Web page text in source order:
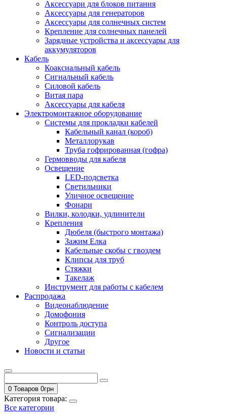
Аксессуари для блоков питания
Аксессуары для генераторов
Аксессуары для солнечных систем
Крепление для солнечных панелей
Зарядные устройства и аксессуары для
аккумуляторов
Кабель
Коаксиальный кабель
Сигнальный кабель
Силовой кабель
Витая пара
Аксессуары для кабеля
Электромонтажное оборудование
Системы для прокладки кабелей
Кабельный канал (короб)
Металлорукав
Труба гофрированная (гофра)
Гермовводы для кабеля
Освещение
LED-подсветка
Светильники
Уличное освещение
Фонари
Вилки, колодки, удлинители
Крепления
Дюбеля (быстрого монтажа)
Зажим Елка
Кабельные скобы с гвоздем
Клипсы для труб
Стяжки
Такелаж
Инструмент для работы с кабелем
Распродажа
Видеонаблюдение
Домофония
Контроль доступа
Сигнализации
Другое
Новости и статьи
0 Товаров 0грн
Категория товара:
Все категории